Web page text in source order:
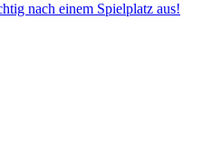
nach einem Spielplatz aus!